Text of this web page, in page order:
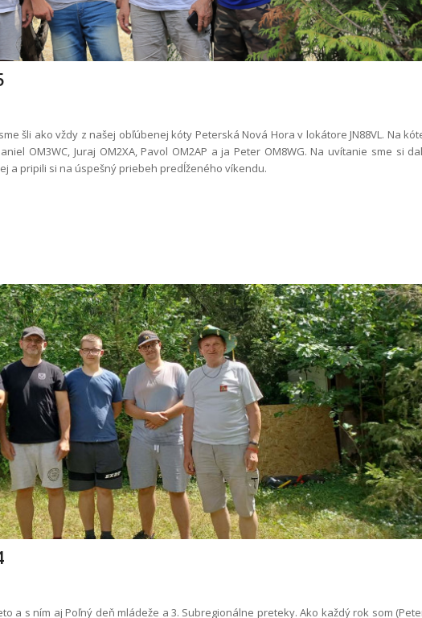
šli ako vždy z našej obľúbenej kóty Peterská Nová Hora v lokátore JN88VL. Na
OM3WC, Juraj OM2XA, Pavol OM2AP a ja Peter OM8WG. Na uvítanie sme si
a pripili si na úspešný priebeh predĺženého víkendu.
a s ním aj Poľný deň mládeže a 3. Subregionálne preteky. Ako každý rok som